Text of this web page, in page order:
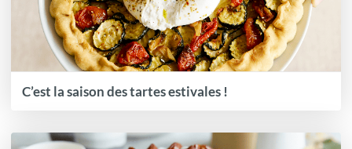
C’est la saison des tartes estivales !